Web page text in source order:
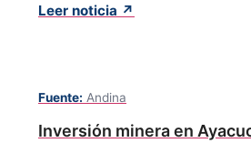
Leer noticia ↗
Fuente: Andina
Inversión minera en